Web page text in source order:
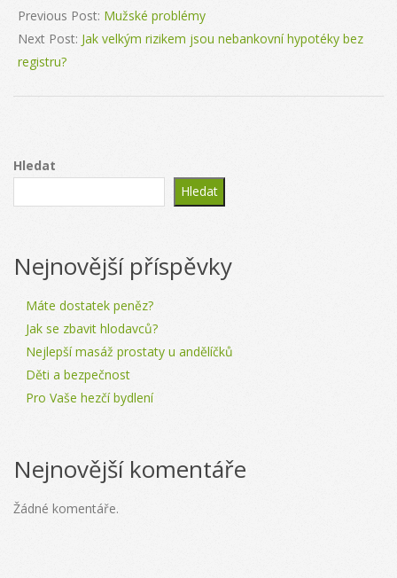
06-
10
Previous Post: Mužské problémy
Next Post: Jak velkým rizikem jsou nebankovní hypotéky bez
registru?
Hledat
Hledat
Nejnovější příspěvky
Máte dostatek peněz?
Jak se zbavit hlodavců?
Nejlepší masáž prostaty u andělíčků
Děti a bezpečnost
Pro Vaše hezčí bydlení
Nejnovější komentáře
Žádné komentáře.